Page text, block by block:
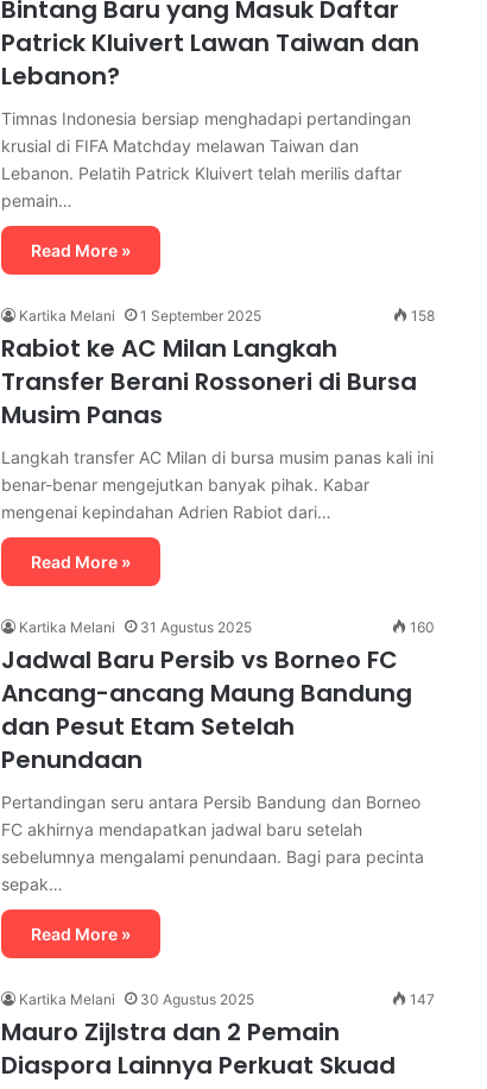
Bintang Baru yang Masuk Daftar
Patrick Kluivert Lawan Taiwan dan
Lebanon?
Timnas Indonesia bersiap menghadapi pertandingan
krusial di FIFA Matchday melawan Taiwan dan
Lebanon. Pelatih Patrick Kluivert telah merilis daftar
pemain…
Read More »
Kartika Melani 1 September 2025 158
Rabiot ke AC Milan Langkah
Transfer Berani Rossoneri di Bursa
Musim Panas
Langkah transfer AC Milan di bursa musim panas kali ini
benar-benar mengejutkan banyak pihak. Kabar
mengenai kepindahan Adrien Rabiot dari…
Read More »
Kartika Melani 31 Agustus 2025 160
Jadwal Baru Persib vs Borneo FC
Ancang-ancang Maung Bandung
dan Pesut Etam Setelah
Penundaan
Pertandingan seru antara Persib Bandung dan Borneo
FC akhirnya mendapatkan jadwal baru setelah
sebelumnya mengalami penundaan. Bagi para pecinta
sepak…
Read More »
Kartika Melani 30 Agustus 2025 147
Mauro Zijlstra dan 2 Pemain
Diaspora Lainnya Perkuat Skuad